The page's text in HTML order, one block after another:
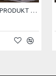
Luster 71-16 4+3 Rock - PRODUKT JE SKLADOM U NÁS - 1Ks